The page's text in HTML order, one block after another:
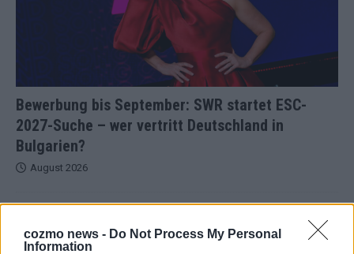
cozmo news - Do Not Process My Personal
Information
Bewerbung bis September: SWR startet ESC-
2027-Suche – wer vertritt Deutschland in
Bulgarien?
August 2026
Europa-Park 2026: 18 Themenbereiche, Sallys Café,
Westernbrauerei und Snorri im Kino